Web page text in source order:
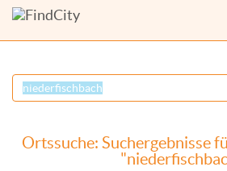
Ortssuche: Suchergebnisse